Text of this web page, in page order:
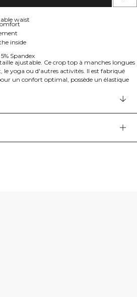
waist
inside
Spandex
ajustable. Ce crop top à manches longues
le yoga ou d'autres activités. Il est fabriqué
un confort optimal, possède un élastique
de mouvement totale. Associez-le avec
pour une tenue parfaite. Le haut dispose
fermeture éclair YKK 1/4 à l'avant. 57% Coton,